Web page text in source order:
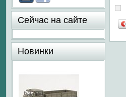
Сейчас на сайте
Новинки